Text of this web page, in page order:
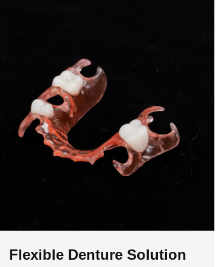
Flexible Denture Solution